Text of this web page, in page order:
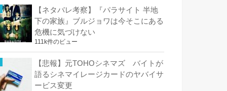
【ネタバレ考察】『パラサイト 半地
下の家族』ブルジョワは今そこにある
危機に気づけない
111k件のビュー
【悲報】元TOHOシネマズ バイトが
語るシネマイレージカードのヤバイサ
ービス変更